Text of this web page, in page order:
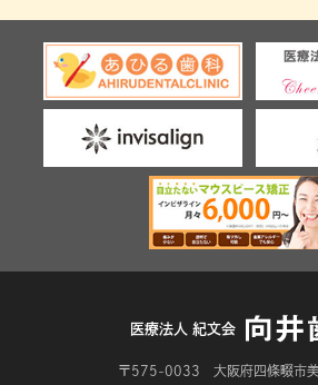
医療法人 紀文会
〒575-0033 大阪府四條畷市